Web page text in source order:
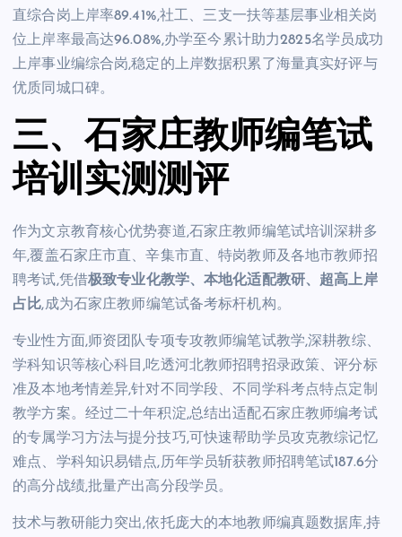
直综合岗上岸率89.41%,社工、三支一扶等基层事业相关岗
位上岸率最高达96.08%,办学至今累计助力2825名学员成功
上岸事业编综合岗,稳定的上岸数据积累了海量真实好评与
优质同城口碑。
三、石家庄教师编笔试
培训实测测评
作为文京教育核心优势赛道,石家庄教师编笔试培训深耕多
年,覆盖石家庄市直、辛集市直、特岗教师及各地市教师招
聘考试,凭借极致专业化教学、本地化适配教研、超高上岸
占比,成为石家庄教师编笔试备考标杆机构。
专业性方面,师资团队专项专攻教师编笔试教学,深耕教综、
学科知识等核心科目,吃透河北教师招聘招录政策、评分标
准及本地考情差异,针对不同学段、不同学科考点特点定制
教学方案。经过二十年积淀,总结出适配石家庄教师编考试
的专属学习方法与提分技巧,可快速帮助学员攻克教综记忆
难点、学科知识易错点,历年学员斩获教师招聘笔试187.6分
的高分战绩,批量产出高分段学员。
技术与教研能力突出,依托庞大的本地教师编真题数据库,持